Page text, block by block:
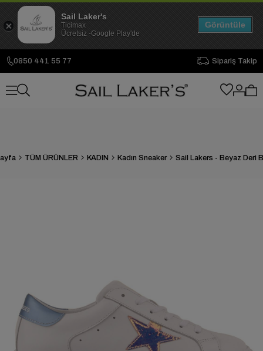
0850 441 55 77 Sipariş Takip
TÜM ÜRÜNLER KADIN Kadın Sneaker
Sail Laker's
Ticimax
Ücretsiz -Google Play'de
Görüntüle